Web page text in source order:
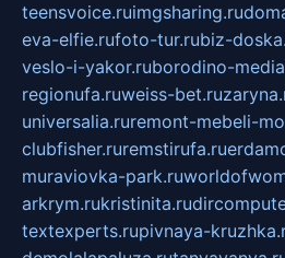
teensvoice.ruimgsharing.ru
eva-elfie.rufoto-tur.rubiz-
veslo-i-yakor.ruborodino-
regionufa.ruweiss-bet.ru
universalia.ruremont-mebeli-
clubfisher.ruremstirufa.ru
muraviovka-park.ru
arkrym.rukristinita.ru
textexperts.rupivnaya-